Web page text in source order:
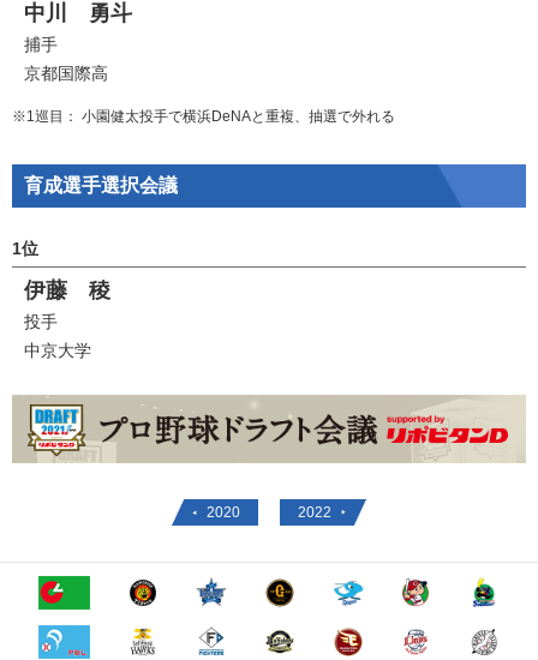
中川 勇斗
捕手
京都国際高
※1巡目： 小園健太投手で横浜DeNAと重複、抽選で外れる
育成選手選択会議
1位
伊藤 稜
投手
中京大学
2020 2022